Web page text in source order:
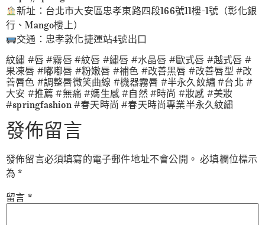
新址：台北市大安區忠孝東路四段166號11樓-1號（彰化銀
行、Mango樓上）
交通：忠孝敦化捷運站4號出口
紋繡 #唇 #霧唇 #紋唇 #繡唇 #水晶唇 #歐式唇 #越式唇 #
果凍唇 #嘟嘟唇 #粉嫩唇 #補色 #改善黑唇 #改善唇型 #改
善唇色 #調整唇微笑曲線 #機器霧唇 #半永久紋繡 #台北 #
大安 #推薦 #無痛 #媽生感 #自然 #時尚 #妝感 #美妝
#springfashion #春天時尚 #春天時尚專業半永久紋繡
發佈留言
發佈留言必須填寫的電子郵件地址不會公開。 必填欄位標示
為*
留言 *